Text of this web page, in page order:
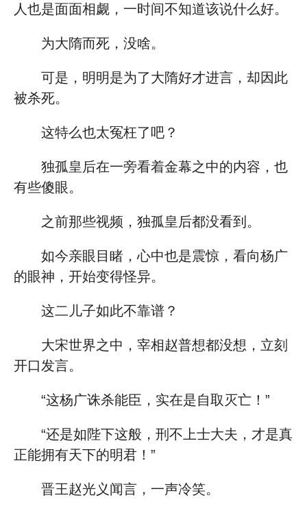
人也是面面相觑，一时间不知道该说什么好。
为大隋而死，没啥。
可是，明明是为了大隋好才进言，却因此
被杀死。
这特么也太冤枉了吧？
独孤皇后在一旁看着金幕之中的内容，也
有些傻眼。
之前那些视频，独孤皇后都没看到。
如今亲眼目睹，心中也是震惊，看向杨广
的眼神，开始变得怪异。
这二儿子如此不靠谱？
大宋世界之中，宰相赵普想都没想，立刻
开口发言。
“这杨广诛杀能臣，实在是自取灭亡！”
“还是如陛下这般，刑不上士大夫，才是真
正能拥有天下的明君！”
晋王赵光义闻言，一声冷笑。